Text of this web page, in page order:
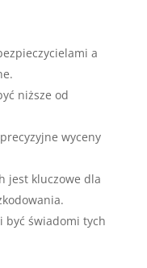
a
niższe od
wyceny
jest kluczowe dla
być świadomi tych